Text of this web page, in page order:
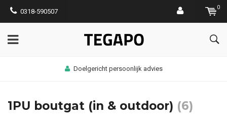
0318-590507
0
Doelgericht persoonlijk advies
1PU boutgat (in & outdoor) (6)